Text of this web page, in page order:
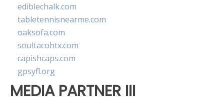
ediblechalk.com
tabletennisnearme.com
oaksofa.com
soultacohtx.com
capishcaps.com
gpsyfl.org
MEDIA PARTNER III